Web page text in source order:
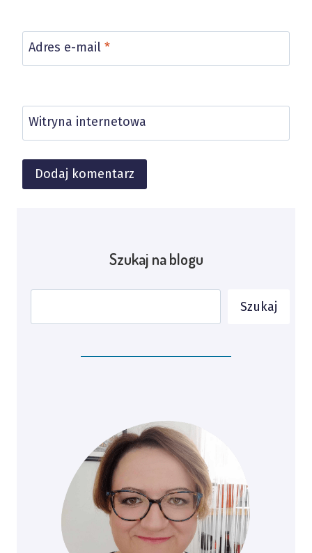
Adres e-mail *
Witryna internetowa
Szukaj na blogu
Szukaj